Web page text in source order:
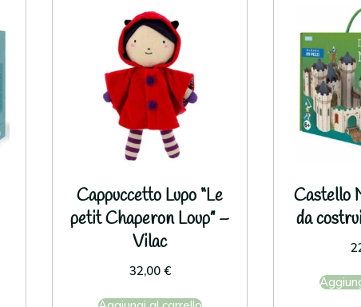
Cappuccetto Lupo “Le
petit Chaperon Loup” –
Vilac
32,00 €
Castello
da